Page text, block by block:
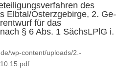
des
Elbtal/Osterzgebirge, 2. Ge-
für das
§ 6 Abs. 1 SächsLPlG i.
wp-content/uploads/2.-